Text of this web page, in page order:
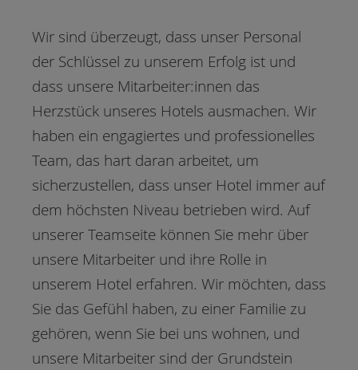
Wir sind überzeugt, dass unser Personal
der Schlüssel zu unserem Erfolg ist und
dass unsere Mitarbeiter:innen das
Herzstück unseres Hotels ausmachen. Wir
haben ein engagiertes und professionelles
Team, das hart daran arbeitet, um
sicherzustellen, dass unser Hotel immer auf
dem höchsten Niveau betrieben wird. Auf
unserer Teamseite können Sie mehr über
unsere Mitarbeiter und ihre Rolle in
unserem Hotel erfahren. Wir möchten, dass
Sie das Gefühl haben, zu einer Familie zu
gehören, wenn Sie bei uns wohnen, und
unsere Mitarbeiter sind der Grundstein